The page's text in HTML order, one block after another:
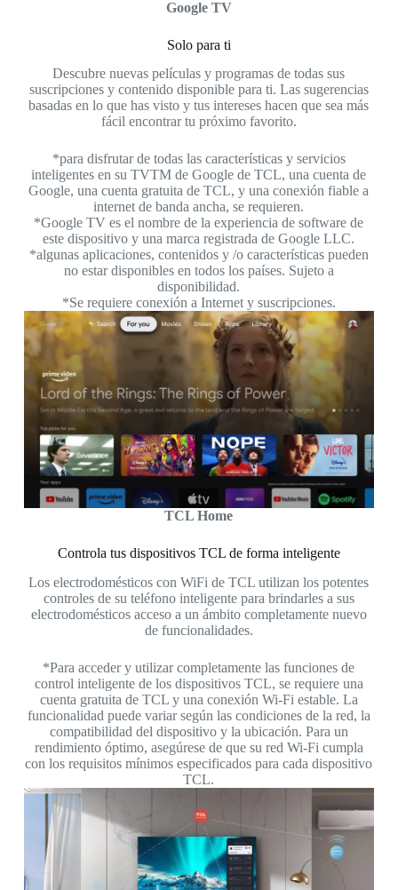
Google TV
Solo para ti
Descubre nuevas películas y programas de todas sus
suscripciones y contenido disponible para ti. Las sugerencias
basadas en lo que has visto y tus intereses hacen que sea más
fácil encontrar tu próximo favorito.
*para disfrutar de todas las características y servicios
inteligentes en su TVTM de Google de TCL, una cuenta de
Google, una cuenta gratuita de TCL, y una conexión fiable a
internet de banda ancha, se requieren.
*Google TV es el nombre de la experiencia de software de
este dispositivo y una marca registrada de Google LLC.
*algunas aplicaciones, contenidos y /o características pueden
no estar disponibles en todos los países. Sujeto a
disponibilidad.
*Se requiere conexión a Internet y suscripciones.
TCL Home
Controla tus dispositivos TCL de forma inteligente
Los electrodomésticos con WiFi de TCL utilizan los potentes
controles de su teléfono inteligente para brindarles a sus
electrodomésticos acceso a un ámbito completamente nuevo
de funcionalidades.
*Para acceder y utilizar completamente las funciones de
control inteligente de los dispositivos TCL, se requiere una
cuenta gratuita de TCL y una conexión Wi-Fi estable. La
funcionalidad puede variar según las condiciones de la red, la
compatibilidad del dispositivo y la ubicación. Para un
rendimiento óptimo, asegúrese de que su red Wi-Fi cumpla
con los requisitos mínimos especificados para cada dispositivo
TCL.